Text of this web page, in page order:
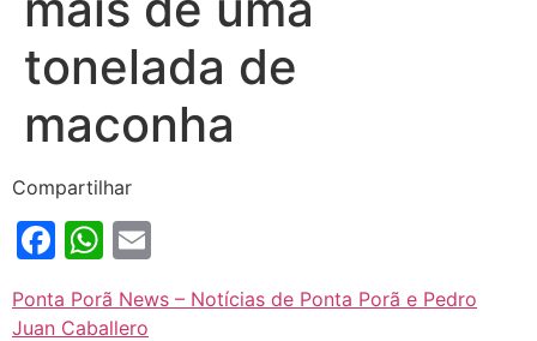
tonelada de
maconha
Compartilhar
Facebook
WhatsApp
Ponta Porã News – Notícias de Ponta Porã e Pedro
Juan Caballero